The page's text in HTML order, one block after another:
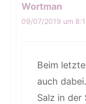
Wortman
09/07/2019 um
Beim
auch
Salz in der